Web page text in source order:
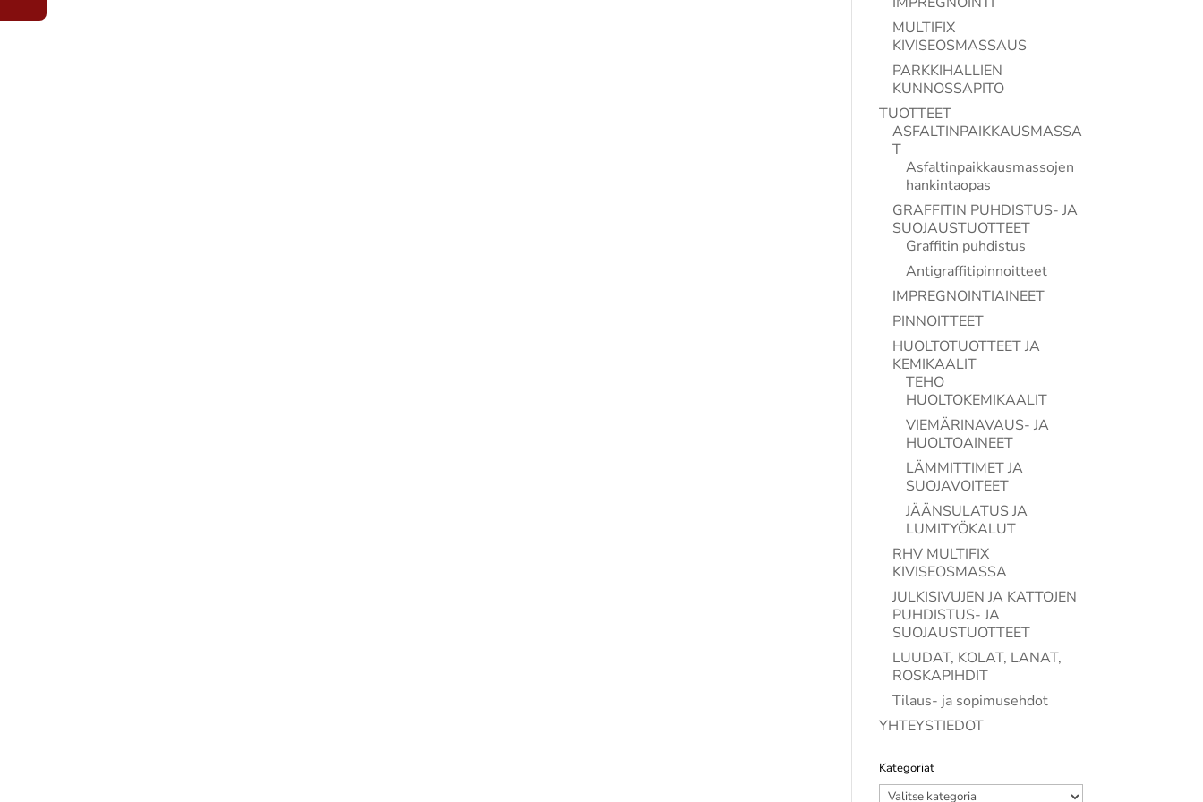
MULTIFIX
KIVISEOSMASSAUS
PARKKIHALLIEN
KUNNOSSAPITO
TUOTTEET
ASFALTINPAIKKAUSMASSA
T
Asfaltinpaikkausmassojen
hankintaopas
GRAFFITIN PUHDISTUS- JA
SUOJAUSTUOTTEET
Graffitin puhdistus
Antigraffitipinnoitteet
IMPREGNOINTIAINEET
PINNOITTEET
HUOLTOTUOTTEET JA
KEMIKAALIT
TEHO
HUOLTOKEMIKAALIT
VIEMÄRINAVAUS- JA
HUOLTOAINEET
LÄMMITTIMET JA
SUOJAVOITEET
JÄÄNSULATUS JA
LUMITYÖKALUT
RHV MULTIFIX
KIVISEOSMASSA
JULKISIVUJEN JA KATTOJEN
PUHDISTUS- JA
SUOJAUSTUOTTEET
LUUDAT, KOLAT, LANAT,
ROSKAPIHDIT
Tilaus- ja sopimusehdot
YHTEYSTIEDOT
Kategoriat
Kategoriat